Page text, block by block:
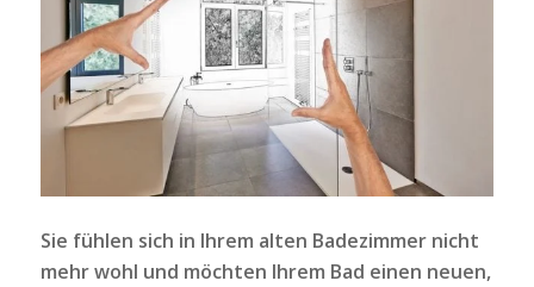
Sie fühlen sich in Ihrem alten Badezimmer nicht
mehr wohl und möchten Ihrem Bad einen neuen,